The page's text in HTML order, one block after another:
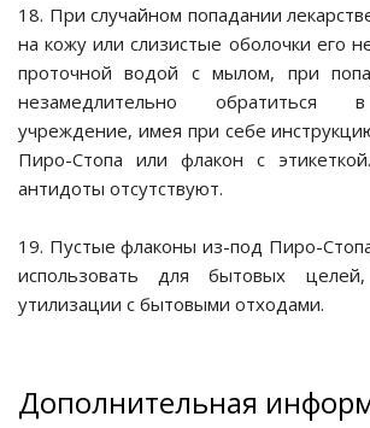
и
аквариумом
18. При случайном попадании
на кожу или слизистые оболочки его
проточной водой с мылом, при
незамедлительно обратиться
учреждение, имея при себе
Пиро-Стопа или флакон с
антидоты отсутствуют.
19. Пустые флаконы из-под Пиро-
использовать для бытовых
утилизации с бытовыми отходами.
Дополнительная